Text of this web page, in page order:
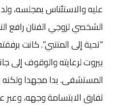
عليه والاستئناس بمجلسه،
الشخصي لزوجي الفنان رافع
“تحية إلى المتنبي”. كانت
بيروت لرعايته والوقوف إلى
المستشفى. بدا مجهدا
تفارق الابتسامة وجهه،